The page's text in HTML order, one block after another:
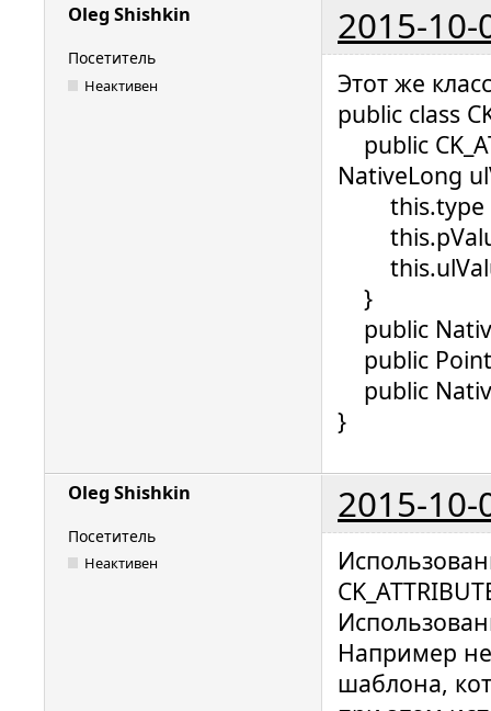
Oleg Shishkin 2015-10-
Посетитель
Неактивен
Этот же
public class
public
NativeLong
this.type
}
public
public
public
}
Oleg Shishkin 2015-10-
Посетитель
Неактивен
Например
шаблона,